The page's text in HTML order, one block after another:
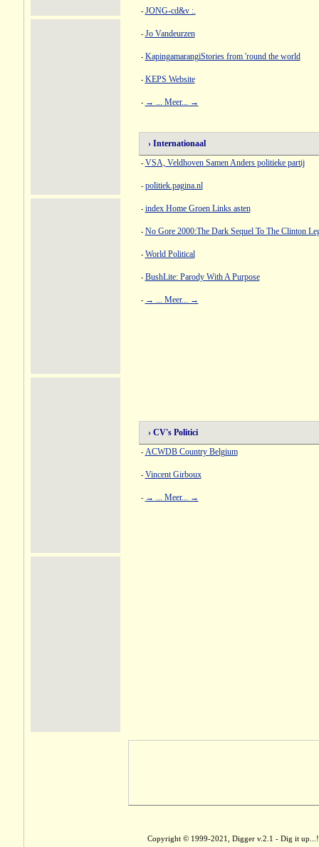
- JONG-cd&v :.
- Jo Vandeurzen
- KapingamarangiStories from 'round the world
- KEPS Website
- → ... Meer... →
› Internationaal
- VSA, Veldhoven Samen Anders politieke partij
- politiek.pagina.nl
- index Home Groen Links asten
- No Gore 2000:The Dark Sequel To The Clinton
- World Political
- BushLite: Parody With A Purpose
- → ... Meer... →
› CV's Politici
- ACWDB Country Belgium
- Vincent Girboux
- → ... Meer... →
Copyright © 1999-2021, Digger v.2.1 - Dig it